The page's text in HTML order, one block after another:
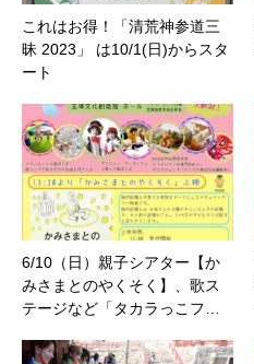
これはお得！「清荒神参道三
昧 2023」 は10/1(日)からスタ
ート
6/10（日）親子シアター【か
みさまとのやくそく】、歌ス
テージなど「タカラっこフ…